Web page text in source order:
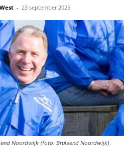
- 23 september 2025
Noordwijk (foto: Bruisend Noordwijk).